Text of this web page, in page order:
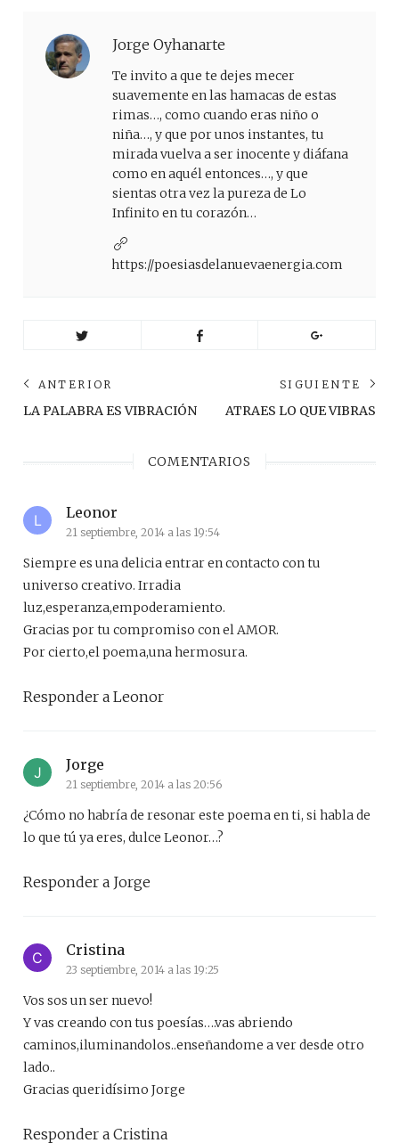
Jorge Oyhanarte
Te invito a que te dejes mecer
suavemente en las hamacas de estas
rimas…, como cuando eras niño o
niña…, y que por unos instantes, tu
mirada vuelva a ser inocente y diáfana
como en aquél entonces…, y que
sientas otra vez la pureza de Lo
Infinito en tu corazón…
https://poesiasdelanuevaenergia.com
Navegación
de
ANTERIOR
Anterior
LA PALABRA ES VIBRACIÓN
SIGUIENTE
ATRAES LO QUE VIBRAS
COMENTARIOS
Leonor
21 septiembre, 2014 a las 19:54
Siempre es una delicia entrar en contacto con tu
universo creativo. Irradia
luz,esperanza,empoderamiento.
Gracias por tu compromiso con el AMOR.
Por cierto,el poema,una hermosura.
Responder a Leonor
Jorge
21 septiembre, 2014 a las 20:56
¿Cómo no habría de resonar este poema en ti, si habla de
lo que tú ya eres, dulce Leonor…?
Responder a Jorge
Cristina
23 septiembre, 2014 a las 19:25
Vos sos un ser nuevo!
Y vas creando con tus poesías….vas abriendo
caminos,iluminandolos..enseñandome a ver desde otro
lado..
Gracias queridísimo Jorge
Responder a Cristina